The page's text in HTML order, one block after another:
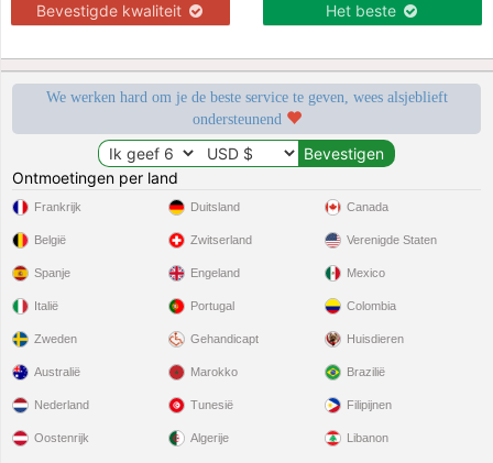
Bevestigde kwaliteit Het beste
We werken hard om je de beste service te geven, wees alsjeblieft
ondersteunend
Ontmoetingen per land
Frankrijk
België
Spanje
Italië
Zweden
Duitsland
Zwitserland
Engeland
Portugal
Gehandicapt
Canada
Verenigde Staten
Mexico
Colombia
Huisdieren
Australië
Nederland
Oostenrijk
Marokko
Tunesië
Algerije
Brazilië
Filipijnen
Libanon